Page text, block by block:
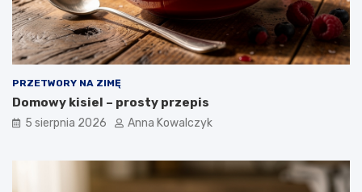
PRZETWORY NA ZIMĘ
Domowy kisiel – prosty przepis
5 sierpnia 2026 Anna Kowalczyk